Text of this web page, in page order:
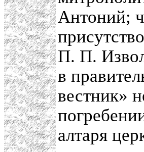
Антоний;
П. П.
в
вестник»
алтаря